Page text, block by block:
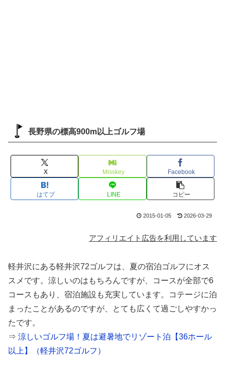
長野県の標高900m以上ゴルフ場
X Misskey Facebook
はてブ LINE コピー
2015-01-05 2026-03-29
アフィリエイト広告を利用しています
軽井沢にある軽井沢72ゴルフは、夏の宿泊ゴルフにオス
スメです。涼しいのはもちろんですが、コースが全部で6
コースもあり、宿泊施設も充実しています。コテージに泊
まったことがあるのですが、とても広くて過ごしやすかっ
たです。
⇒ 涼しいゴルフ場！夏は避暑地でリゾート泊【36ホール
以上】（軽井沢72ゴルフ）